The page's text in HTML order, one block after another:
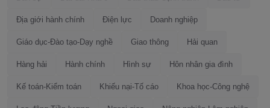
Địa giới hành chính Điện lực Doanh nghiệp
Giáo dục-Đào tạo-Dạy nghề Giao thông Hải quan
Hàng hải Hành chính Hình sự Hôn nhân gia đình
Kế toán-Kiểm toán Khiếu nại-Tố cáo Khoa học-Công nghệ